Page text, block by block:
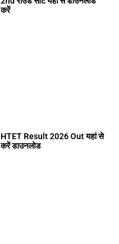
करें
HTET Result 2026 Out यहां से
करें डाउनलोड